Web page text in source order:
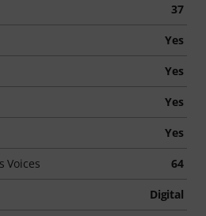
37
Yes
Yes
Yes
Yes
Voices 64
Digital